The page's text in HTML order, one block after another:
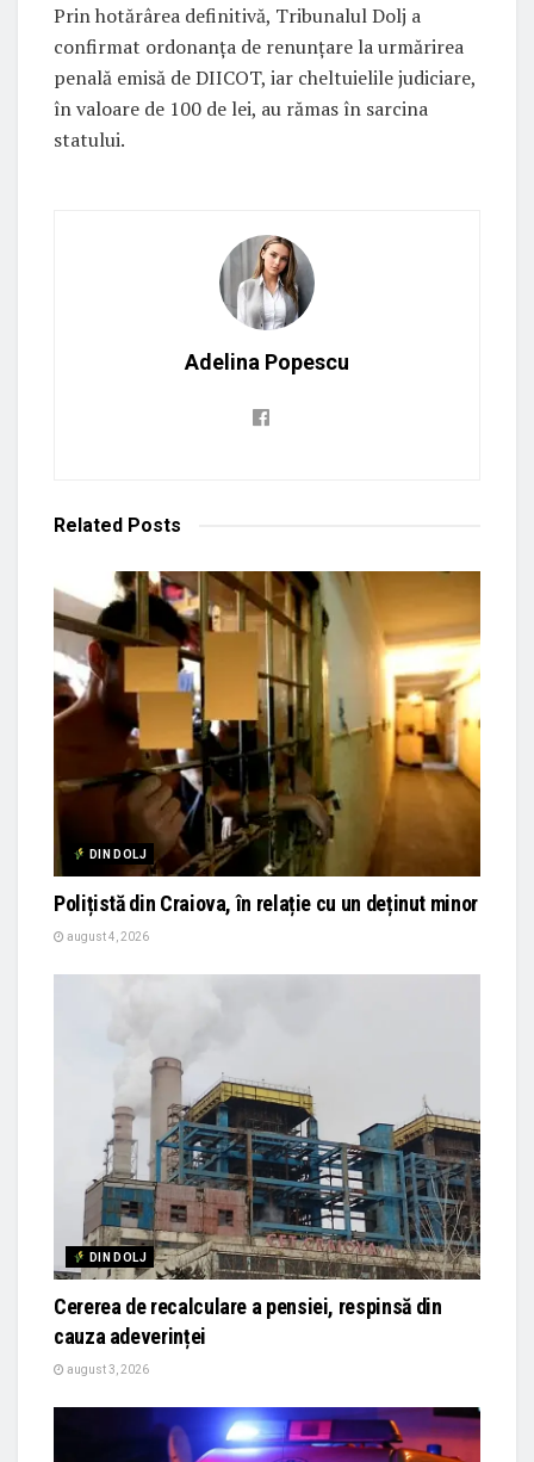
Prin hotărârea definitivă, Tribunalul Dolj a
confirmat ordonanța de renunțare la urmărirea
penală emisă de DIICOT, iar cheltuielile judiciare,
în valoare de 100 de lei, au rămas în sarcina
statului.
Adelina Popescu
Related Posts
DIN DOLJ
Polițistă din Craiova, în relație cu un deținut minor
august 4, 2026
DIN DOLJ
Cererea de recalculare a pensiei, respinsă din
cauza adeverinței
august 3, 2026